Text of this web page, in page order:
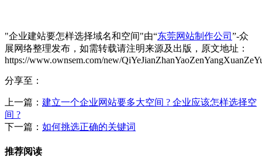
"企业建站要怎样选择域名和空间"由“东莞网站制作公司 ”-众
展网络整理发布，如需转载请注明来源及出版，原文地址：
https://www.ownsem.com/new/
分享至：
上一篇： 建立一个企业网站要多大空间 ? 企业应该怎样选择空
间 ?
下一篇： 如何挑选正确的关键词
推荐阅读